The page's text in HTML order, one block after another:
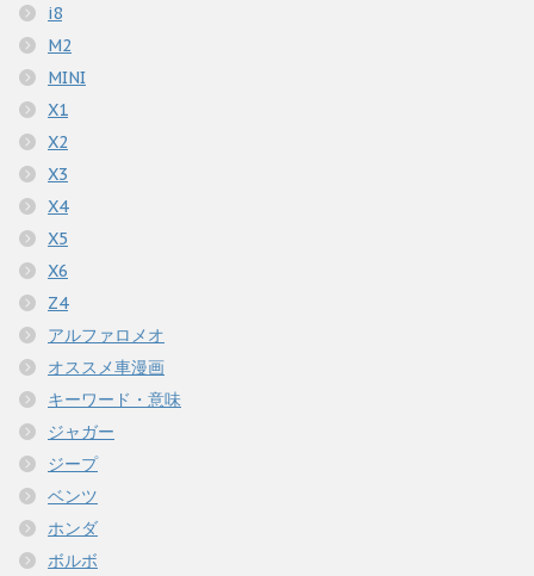
i8
M2
MINI
X1
X2
X3
X4
X5
X6
Z4
アルファロメオ
オススメ車漫画
キーワード・意味
ジャガー
ジープ
ベンツ
ホンダ
ボルボ